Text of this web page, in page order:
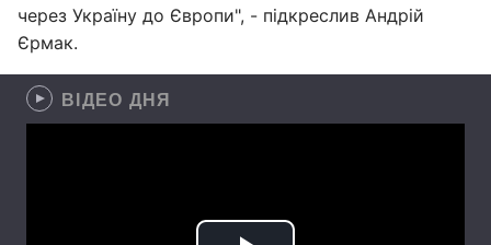
через Україну до Європи", - підкреслив Андрій
Єрмак.
ВІДЕО ДНЯ